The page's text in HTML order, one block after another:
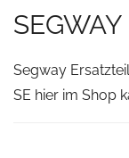
Segway
SE hier im Shop